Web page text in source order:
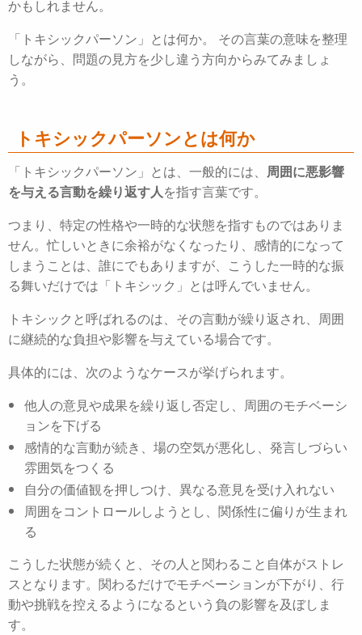
かもしれません。
「トキシックパーソン」とは何か。
その言葉の意味を整理
しながら、問題の見方を少し違う方向からみてみましょ
う。
トキシックパーソンとは何か
「トキシックパーソン」とは、一般的には、 周囲に悪影響
を与える言動を繰り返す人を指す言葉です。
つまり、特定の性格や一時的な状態を指すものではありま
せん。忙しいときに余裕がなくなったり、感情的になって
しまうことは、誰にでもありますが、こうした一時的な振
る舞いだけでは「トキシック」とは呼んでいません。
トキシックと呼ばれるのは、その言動が繰り返され、周囲
に継続的な負担や影響を与えている場合です。
具体的には、次のようなケースが挙げられます。
他人の意見や成果を繰り返し否定し、周囲のモチベーシ
ョンを下げる
感情的な言動が続き、場の空気が悪化し、発言しづらい
雰囲気をつくる
自分の価値観を押しつけ、異なる意見を受け入れない
周囲をコントロールしようとし、関係性に偏りが生まれ
る
こうした状態が続くと、その人と関わること自体がストレ
スとなります。 関わるだけでモチベーションが下がり、行
動や挑戦を控えるようになるという負の影響を及ぼしま
す。